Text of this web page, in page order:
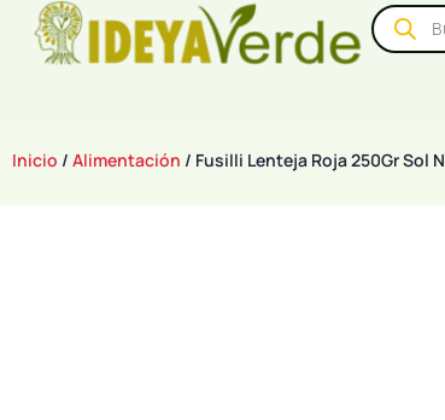
Inicio / Alimentación / Fusilli Lenteja Roja 250Gr Sol